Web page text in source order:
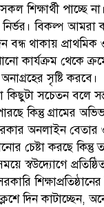
শিক্ষার্থী পাচ্ছে
নির্ভর। বিকল্প আমরা
বন্ধ থাকায়
কার্যক্রম থেকে
সৃষ্টি করবে।
সচেতন বলে
কিন্তু গ্রামের
অনলাইন
চেষ্টা করছে
স্বউদ্যোগে
দিন কাটাচ্ছেন,